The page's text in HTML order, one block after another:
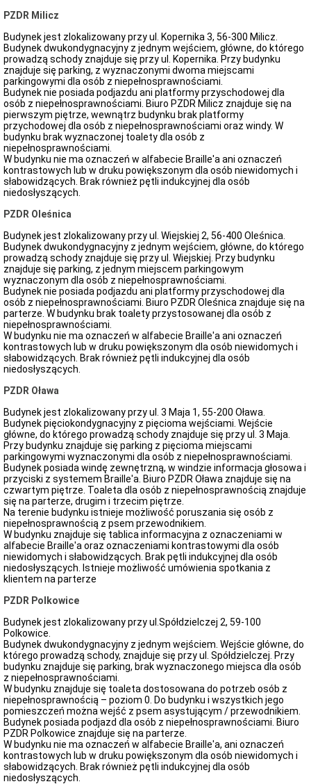
PZDR Milicz
Budynek jest zlokalizowany przy ul. Kopernika 3, 56-300 Milicz.
Budynek dwukondygnacyjny z jednym wejściem, główne, do którego
prowadzą schody znajduje się przy ul. Kopernika. Przy budynku
znajduje się parking, z wyznaczonymi dwoma miejscami
parkingowymi dla osób z niepełnosprawnościami.
Budynek nie posiada podjazdu ani platformy przyschodowej dla
osób z niepełnosprawnościami. Biuro PZDR Milicz znajduje się na
pierwszym piętrze, wewnątrz budynku brak platformy
przychodowej dla osób z niepełnosprawnościami oraz windy. W
budynku brak wyznaczonej toalety dla osób z
niepełnosprawnościami.
W budynku nie ma oznaczeń w alfabecie Braille'a ani oznaczeń
kontrastowych lub w druku powiększonym dla osób niewidomych i
słabowidzących. Brak również pętli indukcyjnej dla osób
niedosłyszących.
PZDR Oleśnica
Budynek jest zlokalizowany przy ul. Wiejskiej 2, 56-400 Oleśnica.
Budynek dwukondygnacyjny z jednym wejściem, główne, do którego
prowadzą schody znajduje się przy ul. Wiejskiej. Przy budynku
znajduje się parking, z jednym miejscem parkingowym
wyznaczonym dla osób z niepełnosprawnościami.
Budynek nie posiada podjazdu ani platformy przyschodowej dla
osób z niepełnosprawnościami. Biuro PZDR Oleśnica znajduje się na
parterze. W budynku brak toalety przystosowanej dla osób z
niepełnosprawnościami.
W budynku nie ma oznaczeń w alfabecie Braille'a ani oznaczeń
kontrastowych lub w druku powiększonym dla osób niewidomych i
słabowidzących. Brak również pętli indukcyjnej dla osób
niedosłyszących.
PZDR Oława
Budynek jest zlokalizowany przy ul. 3 Maja 1, 55-200 Oława.
Budynek pięciokondygnacyjny z pięcioma wejściami. Wejście
główne, do którego prowadzą schody znajduje się przy ul. 3 Maja.
Przy budynku znajduje się parking z pięcioma miejscami
parkingowymi wyznaczonymi dla osób z niepełnosprawnościami.
Budynek posiada windę zewnętrzną, w windzie informacja głosowa i
przyciski z systemem Braille'a. Biuro PZDR Oława znajduje się na
czwartym piętrze. Toaleta dla osób z niepełnosprawnością znajduje
się na parterze, drugim i trzecim piętrze.
Na terenie budynku istnieje możliwość poruszania się osób z
niepełnosprawnością z psem przewodnikiem.
W budynku znajduje się tablica informacyjna z oznaczeniami w
alfabecie Braille'a oraz oznaczeniami kontrastowymi dla osób
niewidomych i słabowidzących. Brak pętli indukcyjnej dla osób
niedosłyszących. Istnieje możliwość umówienia spotkania z
klientem na parterze
PZDR Polkowice
Budynek jest zlokalizowany przy ul.Spółdzielczej 2, 59-100
Polkowice.
Budynek dwukondygnacyjny z jednym wejściem. Wejście główne, do
którego prowadzą schody, znajduje się przy ul. Spółdzielczej. Przy
budynku znajduje się parking, brak wyznaczonego miejsca dla osób
z niepełnosprawnościami.
W budynku znajduje się toaleta dostosowana do potrzeb osób z
niepełnosprawnością – poziom 0. Do budynku i wszystkich jego
pomieszczeń można wejść z psem asystującym / przewodnikiem.
Budynek posiada podjazd dla osób z niepełnosprawnościami. Biuro
PZDR Polkowice znajduje się na parterze.
W budynku nie ma oznaczeń w alfabecie Braille'a, ani oznaczeń
kontrastowych lub w druku powiększonym dla osób niewidomych i
słabowidzących. Brak również pętli indukcyjnej dla osób
niedosłyszących.